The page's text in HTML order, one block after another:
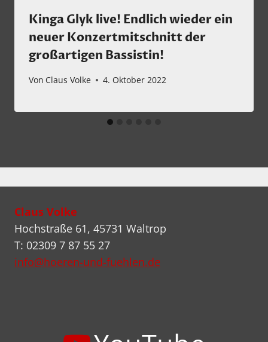
Kinga Glyk live! Endlich wieder ein
neuer Konzertmitschnitt der
großartigen Bassistin!
Von Claus Volke 4. Oktober 2022
Claus Volke
Hochstraße 61, 45731 Waltrop
T: 02309 7 87 55 27
info@hoeren-und-fuehlen.de